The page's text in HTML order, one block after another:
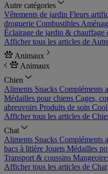
Autre catégories
Vêtements de jardin Fleurs
droguerie Combustibles
Éclairage de jardin & chauffage
Afficher tous les articles de
Animaux
Animaux
Chien
Aliments Snacks Compléments
Médailles pour chiens Cages,
abreuvoirs Produits de soin
Afficher tous les articles de
Chat
Aliments Snacks Compléments
bacs à litière Jouets Médailles
Transport & coussins
Afficher tous les articles de Chat